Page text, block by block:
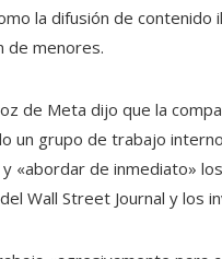
la difusión de contenido
de menores.
de Meta dijo que la
un grupo de trabajo
«abordar de inmediato»
Wall Street Journal y los